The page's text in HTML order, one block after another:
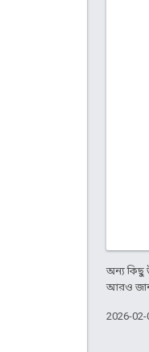
অন্য কিছু
আরও
2026-